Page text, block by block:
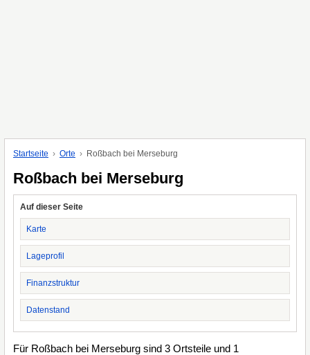
Startseite Orte Roßbach bei Merseburg
Roßbach bei Merseburg
Auf dieser Seite
Karte
Lageprofil
Finanzstruktur
Datenstand
Für Roßbach bei Merseburg sind 3 Ortsteile und 1